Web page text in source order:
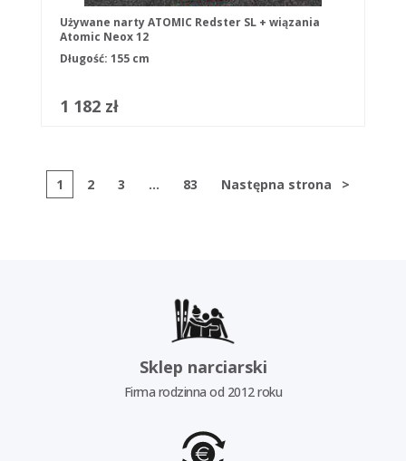
Używane narty ATOMIC Redster SL + wiązania
Atomic Neox 12
Długość: 155 cm
1 182 zł
1 2 3 ... 83 Następna strona >
Sklep narciarski
Firma rodzinna od 2012 roku